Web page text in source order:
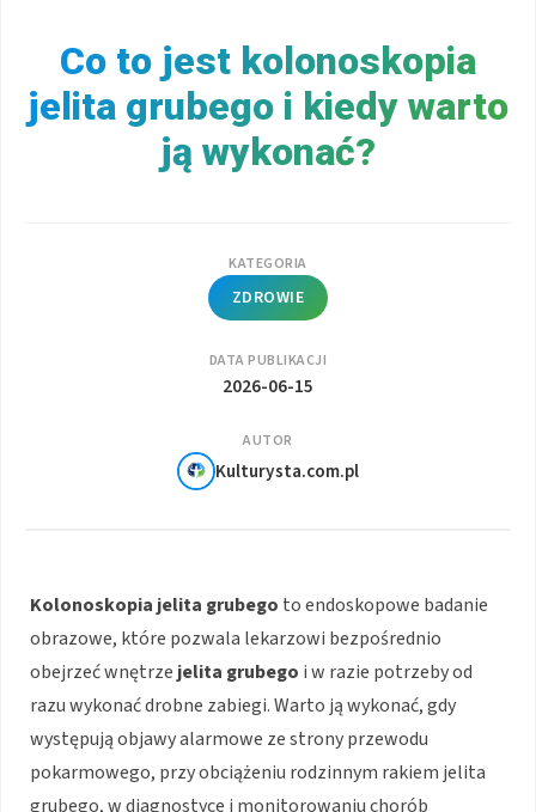
Co to jest kolonoskopia
jelita grubego i kiedy warto
ją wykonać?
KATEGORIA
ZDROWIE
DATA PUBLIKACJI
2026-06-15
AUTOR
Kulturysta.com.pl
Kolonoskopia jelita grubego to endoskopowe badanie
obrazowe, które pozwala lekarzowi bezpośrednio
obejrzeć wnętrze jelita grubego i w razie potrzeby od
razu wykonać drobne zabiegi. Warto ją wykonać, gdy
występują objawy alarmowe ze strony przewodu
pokarmowego, przy obciążeniu rodzinnym rakiem jelita
grubego, w diagnostyce i monitorowaniu chorób